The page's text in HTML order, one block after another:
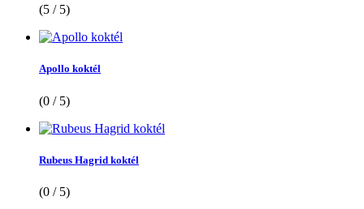
(5 / 5)
Apollo koktél
(0 / 5)
Rubeus Hagrid koktél
(0 / 5)